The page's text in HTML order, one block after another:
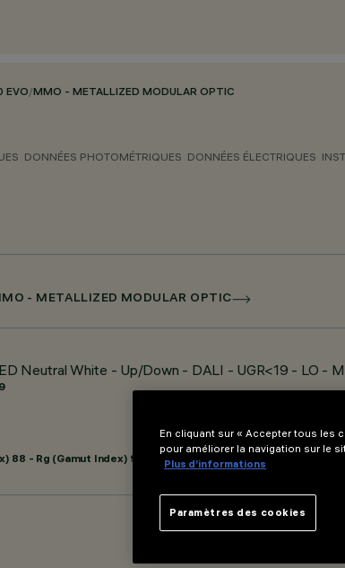
EVO/MMO - METALLIZED MODULAR OPTIC
DONNÉES PHOTOMÉTRIQUES DONNÉES ÉLECTRIQUES
- METALLIZED MODULAR OPTIC
Neutral White - Up/Down - DALI - UGR<19 - LO -
88 - Rg (Gamut Index) 95
En cliquant sur « Accepter tous les
pour améliorer la navigation sur le
Plus d’informations
Paramètres des cookies